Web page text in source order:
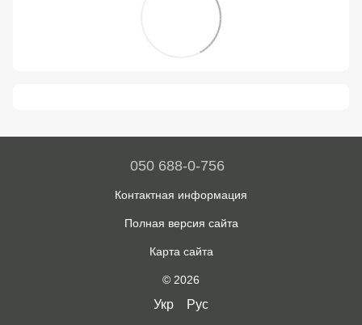
050 688-0-756
Контактная информация
Полная версия сайта
Карта сайта
© 2026
Укр Рус